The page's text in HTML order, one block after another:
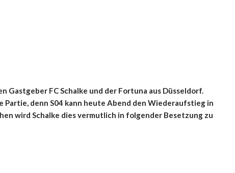
Gastgeber FC Schalke und der Fortuna aus Düsseldorf.
denn S04 kann heute Abend den Wiederaufstieg in
wird Schalke dies vermutlich in folgender Besetzung zu